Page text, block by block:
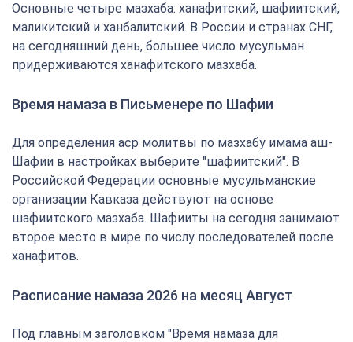
Основные четыре мазхаба: ханафитский, шафиитский,
маликитский и ханбалитский. В России и странах СНГ,
на сегодняшний день, большее число мусульман
придерживаются ханафитского мазхаба.
Время намаза в Письменере по Шафии
Для определения аср молитвы по мазхабу имама аш-
Шафии в настройках выберите "шафиитский". В
Российской Федерации основные мусульманские
организации Кавказа действуют на основе
шафиитского мазхаба. Шафииты на сегодня занимают
второе место в мире по числу последователей после
ханафитов.
Расписание намаза 2026 на месяц Август
Под главным заголовком "Время намаза для